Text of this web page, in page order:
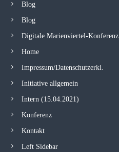
Blog
Blog
Digitale Marienviertel-Konferenz
Home
Impressum/Datenschutzerkl.
Initiative allgemein
Intern (15.04.2021)
Konferenz
Kontakt
Left Sidebar